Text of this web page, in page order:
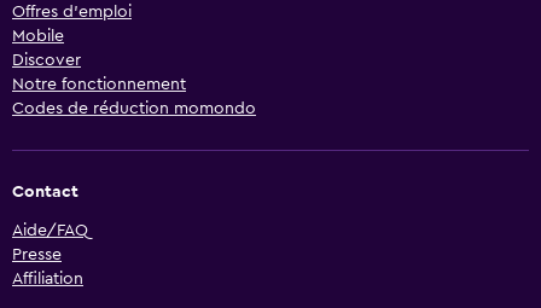
Offres d’emploi
Mobile
Discover
Notre fonctionnement
Codes de réduction momondo
Contact
Aide/FAQ
Presse
Affiliation